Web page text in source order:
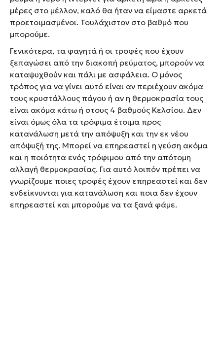
μέρες στο μέλλον, καλό θα ήταν να είμαστε αρκετά
προετοιμασμένοι. Τουλάχιστον στο βαθμό που
μπορούμε.
Γενικότερα, τα φαγητά ή οι τροφές που έχουν
ξεπαγώσει από την διακοπή ρεύματος, μπορούν να
καταψυχθούν και πάλι με ασφάλεια. Ο μόνος
τρόπος για να γίνει αυτό είναι αν περιέχουν ακόμα
τους κρυστάλλους πάγου ή αν η θερμοκρασία τους
είναι ακόμα κάτω ή στους 4 βαθμούς Κελσίου. Δεν
είναι όμως όλα τα τρόφιμα έτοιμα προς
κατανάλωση μετά την απόψυξη και την εκ νέου
απόψυξή της. Μπορεί να επηρεαστεί η γεύση ακόμα
και η ποιότητα ενός τρόφιμου από την απότομη
αλλαγή θερμοκρασίας. Για αυτό λοιπόν πρέπει να
γνωρίζουμε ποιες τροφές έχουν επηρεαστεί και δεν
ενδείκνυνται για κατανάλωση και ποια δεν έχουν
επηρεαστεί και μπορούμε να τα ξανά φάμε.